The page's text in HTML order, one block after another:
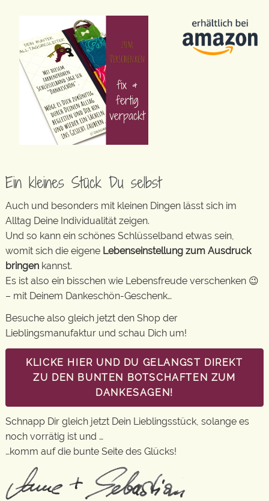
Ein kleines Stück Du selbst
Auch und besonders mit kleinen Dingen lässt sich im
Alltag Deine Individualität zeigen.
Und so kann ein schönes Schlüsselband etwas sein,
womit sich die eigene Lebenseinstellung zum Ausdruck
bringen kannst.
Es ist also ein bisschen wie Lebensfreude verschenken 😉
– mit Deinem Dankeschön-Geschenk…
Besuche also gleich jetzt den Shop der
Lieblingsmanufaktur und schau Dich um!
KLICKE HIER UND DU GELANGST DIREKT
ZU DEN BUNTEN BOTSCHAFTEN ZUM
DANKESAGEN!
Schnapp Dir gleich jetzt Dein Lieblingsstück, solange es
noch vorrätig ist und …
…komm auf die bunte Seite des Glücks!